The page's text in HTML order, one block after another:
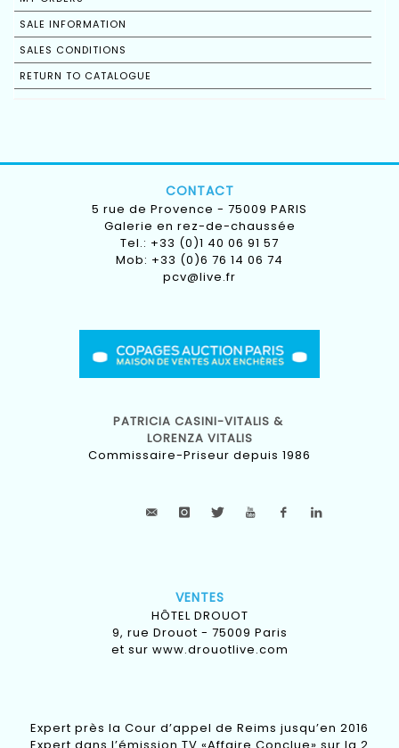
SALE INFORMATION
SALES CONDITIONS
RETURN TO CATALOGUE
CONTACT
5 rue de Provence - 75009 PARIS
Galerie en rez-de-chaussée
Tel.: +33 (0)1 40 06 91 57
Mob: +33 (0)6 76 14 06 74
pcv@live.fr
PATRICIA CASINI-VITALIS &
LORENZA VITALIS
Commissaire-Priseur depuis 1986
VENTES
HÔTEL DROUOT
9, rue Drouot - 75009 Paris
et sur www.drouotlive.com
Expert près la Cour d’appel de Reims jusqu’en 2016